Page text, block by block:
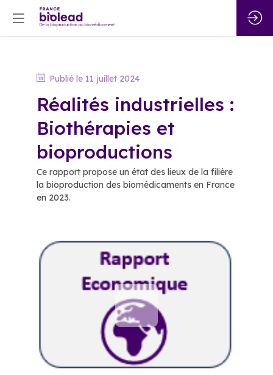
Publié le 11 juillet 2024
Réalités industrielles :
Biothérapies et
bioproductions
Ce rapport propose un état des lieux de la filière
la bioproduction des biomédicaments en France
en 2023.